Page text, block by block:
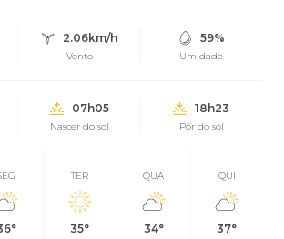
2.06km/h
Vento
59%
Umidade
07h05
Nascer do sol
18h23
Pôr do sol
TER
35°
QUA
34°
QUI
37°